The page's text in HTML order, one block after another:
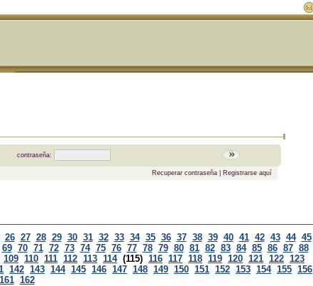
contraseña:
Recuperar contraseña| Registrarse aquí
26 27 28 29 30 31 32 33 34 35 36 37 38 39 40 41 42 43 44 45
69 70 71 72 73 74 75 76 77 78 79 80 81 82 83 84 85 86 87 88
109 110 111 112 113 114 (115) 116 117 118 119 120 121 122 123
142 143 144 145 146 147 148 149 150 151 152 153 154 155 156
161 162